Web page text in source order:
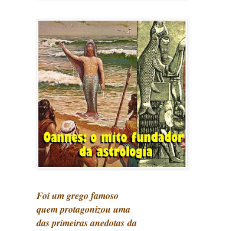
Foi um grego famoso
quem protagonizou uma
das primeiras anedotasda